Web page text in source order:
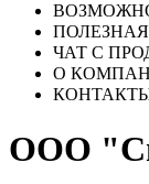
ЧАТ С
О
ООО